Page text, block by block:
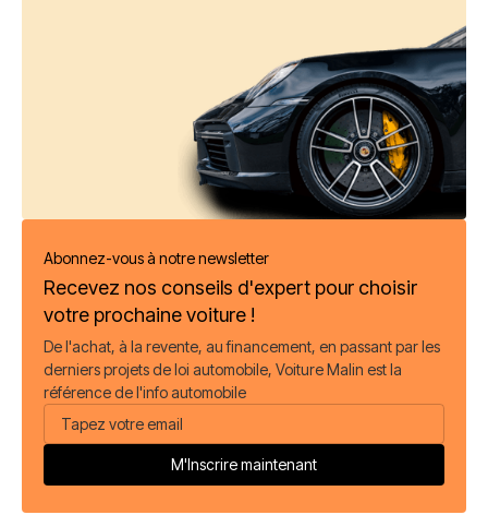
Abonnez-vous à notre newsletter
Recevez nos conseils d'expert pour choisir
votre prochaine voiture !
De l'achat, à la revente, au financement, en passant par les
derniers projets de loi automobile, Voiture Malin est la
référence de l'info automobile